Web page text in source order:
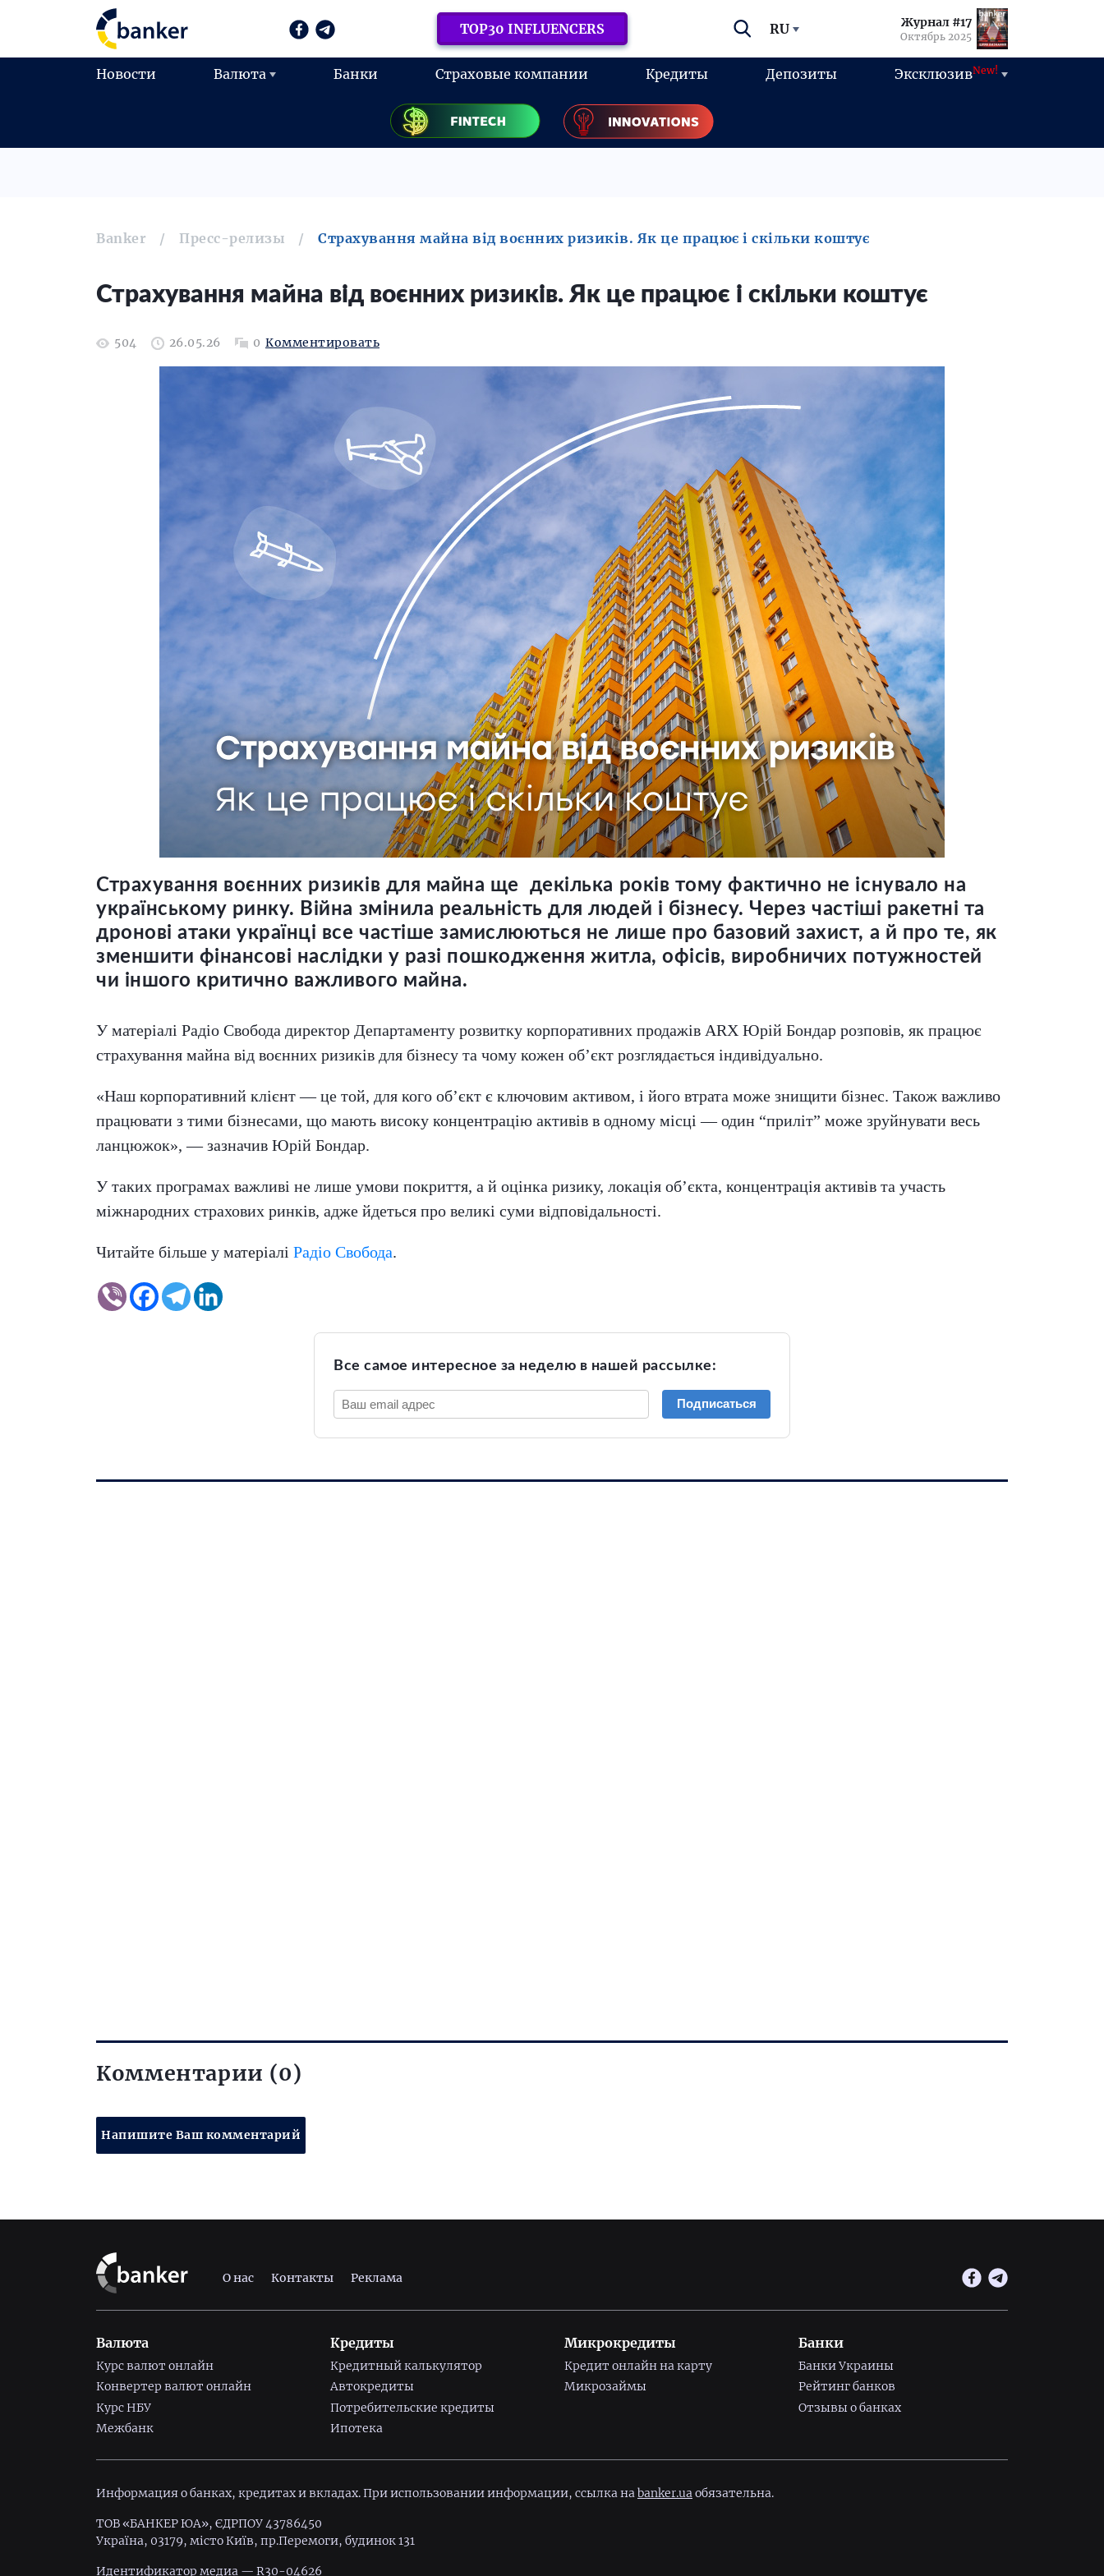
TOP30 INFLUENCERS RU Журнал #17
Октябрь 2025
Новости Валюта Банки Страховые компании Кредиты Депозиты ЭксклюзивNew!
Banker Пресс-релизы Страхування майна від воєнних ризиків. Як це працює і скільки коштує
Страхування майна від воєнних ризиків. Як це працює і скільки коштує
504 26.05.26 0 Комментировать
Страхування воєнних ризиків для майна ще декілька років тому фактично не існувало на
українському ринку. Війна змінила реальність для людей і бізнесу. Через частіші ракетні та
дронові атаки українці все частіше замислюються не лише про базовий захист, а й про те, як
зменшити фінансові наслідки у разі пошкодження житла, офісів, виробничих потужностей
чи іншого критично важливого майна.
У матеріалі Радіо Свобода директор Департаменту розвитку корпоративних продажів ARX Юрій Бондар розповів, як працює
страхування майна від воєнних ризиків для бізнесу та чому кожен об’єкт розглядається індивідуально.
«Наш корпоративний клієнт — це той, для кого об’єкт є ключовим активом, і його втрата може знищити бізнес. Також важливо
працювати з тими бізнесами, що мають високу концентрацію активів в одному місці — один “приліт” може зруйнувати весь
ланцюжок», — зазначив Юрій Бондар.
У таких програмах важливі не лише умови покриття, а й оцінка ризику, локація об’єкта, концентрація активів та участь
міжнародних страхових ринків, адже йдеться про великі суми відповідальності.
Читайте більше у матеріалі Радіо Свобода.
Все самое интересное за неделю в нашей рассылке:
Подписаться
Комментарии (0)
Напишите Ваш комментарий
О нас Контакты Реклама
Валюта
Курс валют онлайн
Конвертер валют онлайн
Курс НБУ
Межбанк
Кредиты
Кредитный калькулятор
Автокредиты
Потребительские кредиты
Ипотека
Микрокредиты
Кредит онлайн на карту
Микрозаймы
Банки
Банки Украины
Рейтинг банков
Отзывы о банках
Информация о банках, кредитах и вкладах. При использовании информации, ссылка наbanker.uaобязательна.
ТОВ «БАНКЕР ЮА», ЄДРПОУ 43786450
Україна, 03179, місто Київ, пр.Перемоги, будинок 131
Идентификатор медиа — R30-04626